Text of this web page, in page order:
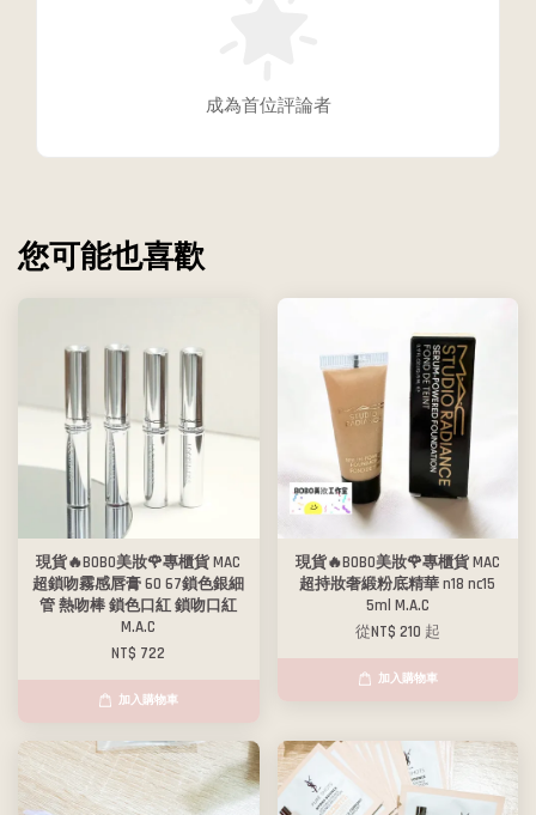
成為首位評論者
您可能也喜歡
現貨🔥BOBO美妝🌹專櫃貨 MAC
超鎖吻霧感唇膏 60 67鎖色銀細
管 熱吻棒 鎖色口紅 鎖吻口紅
M.A.C
NT$ 722
加入購物車
現貨🔥BOBO美妝🌹專櫃貨 MAC
超持妝奢緞粉底精華 n18 nc15
5ml M.A.C
從NT$ 210 起
加入購物車